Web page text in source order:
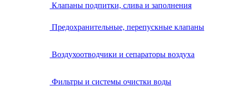
Клапаны подпитки, слива и заполнения
Предохранительные, перепускные клапаны
Воздухоотводчики и сепараторы воздуха
Фильтры и системы очистки воды